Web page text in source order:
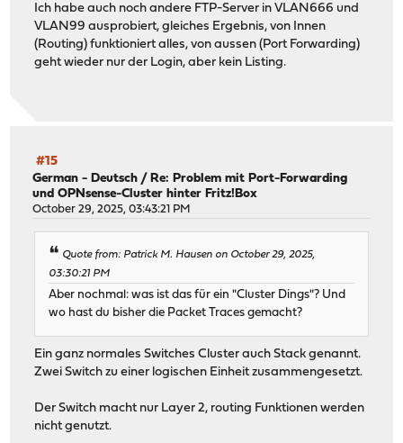
Ich habe auch noch andere FTP-Server in VLAN666 und
VLAN99 ausprobiert, gleiches Ergebnis, von Innen
(Routing) funktioniert alles, von aussen (Port Forwarding)
geht wieder nur der Login, aber kein Listing.
#15
German - Deutsch /Re: Problem mit Port-Forwarding
und OPNsense-Cluster hinter Fritz!Box
October 29, 2025, 03:43:21 PM
Quote from: Patrick M. Hausen on October 29, 2025,
03:30:21 PM
Aber nochmal: was ist das für ein "Cluster Dings"? Und
wo hast du bisher die Packet Traces gemacht?
Ein ganz normales Switches Cluster auch Stack genannt.
Zwei Switch zu einer logischen Einheit zusammengesetzt.
Der Switch macht nur Layer 2, routing Funktionen werden
nicht genutzt.